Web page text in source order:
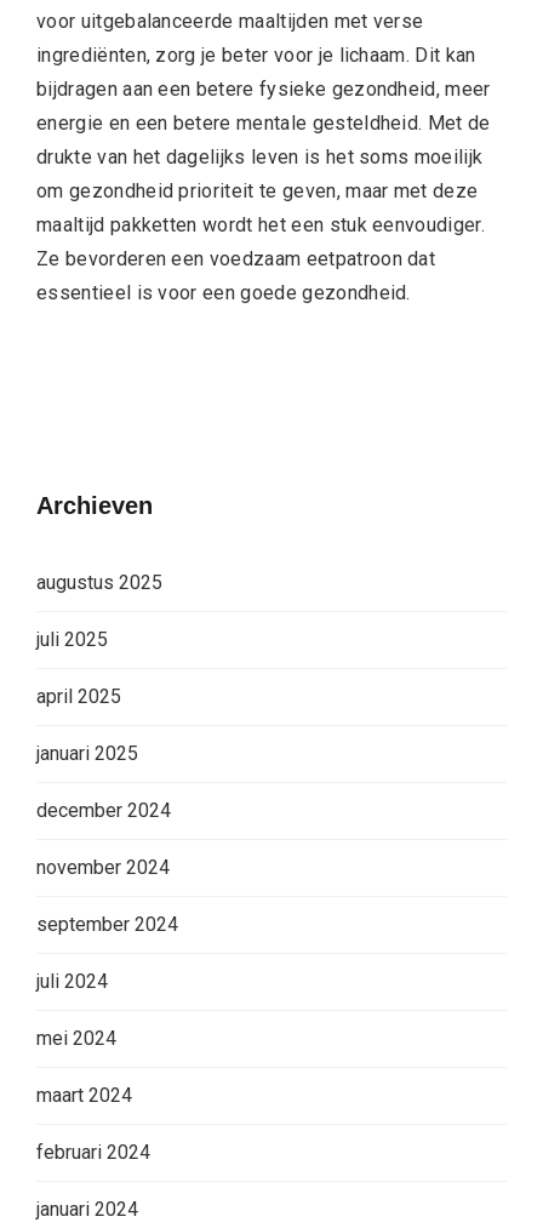
voor uitgebalanceerde maaltijden met verse
ingrediënten, zorg je beter voor je lichaam. Dit kan
bijdragen aan een betere fysieke gezondheid, meer
energie en een betere mentale gesteldheid. Met de
drukte van het dagelijks leven is het soms moeilijk
om gezondheid prioriteit te geven, maar met deze
maaltijd pakketten wordt het een stuk eenvoudiger.
Ze bevorderen een voedzaam eetpatroon dat
essentieel is voor een goede gezondheid.
Archieven
augustus 2025
juli 2025
april 2025
januari 2025
december 2024
november 2024
september 2024
juli 2024
mei 2024
maart 2024
februari 2024
januari 2024